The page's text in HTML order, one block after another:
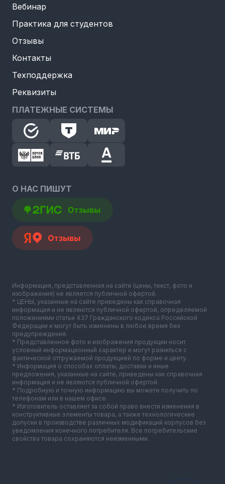
Вебинар
Практика для студентов
Отзывы
Контакты
Техподдержка
Реквизиты
ПЛАТЕЖНЫЕ СИСТЕМЫ
О НАС ПИШУТ
Информация, представленная на сайте (цены, текст, фото и
изображения) не является публичной офертой.
* ЦЕНЫ, указанные на сайте приведены как справочная
информация и не являются публичной офертой, определяемой
положениями статьи 437 Гражданского кодекса Российской
Федерации и могут быть изменены в любое время без
предупреждения.
* Представленное фото и изображения продукции носит
условный информационный характер и могут разниться с
фактической отгружаемой продукцией по форме и цвету.
* Информация о способах оплаты, доставки и иные
предложения, указанные на сайте, приведены как справочная
информация и не являются публичной офертой.
* Подробную и точную информацию вы можете получить по
телефонам или в нашем офисе.
* Изготовитель оставляет за собой право внести изменения в
конструктивные элементы товара, а также технологические
допуски в производстве различных модификаций корпусов без
уведомления конечного потребителя. Все потребительские
свойства товара сохраняются неизменными.